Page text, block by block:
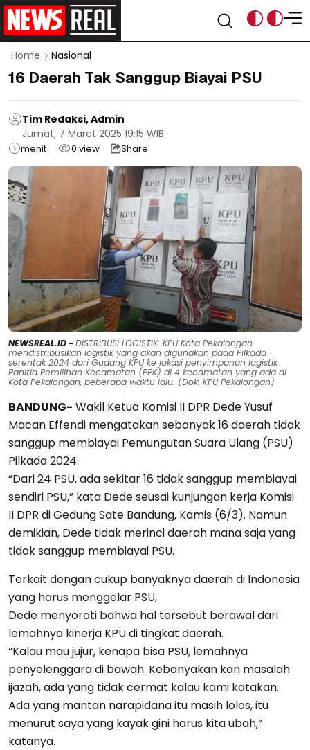
Home Nasional
16 Daerah Tak Sanggup Biayai PSU
Tim Redaksi, Admin
Jumat, 7 Maret 2025 19:15 WIB
menit 0 view Share
NEWSREAL.ID -DISTRIBUSI LOGISTIK: KPU Kota Pekalongan
mendistribusikan logistik yang akan digunakan pada Pilkada
serentak 2024 dari Gudang KPU ke lokasi penyimpanan logistik
Panitia Pemilihan Kecamatan (PPK) di 4 kecamatan yang ada di
Kota Pekalongan, beberapa waktu lalu. (Dok: KPU Pekalongan)
BANDUNG- Wakil Ketua Komisi II DPR Dede Yusuf
Macan Effendi mengatakan sebanyak 16 daerah tidak
sanggup membiayai Pemungutan Suara Ulang (PSU)
Pilkada 2024.
“Dari 24 PSU, ada sekitar 16 tidak sanggup membiayai
sendiri PSU,” kata Dede seusai kunjungan kerja Komisi
II DPR di Gedung Sate Bandung, Kamis (6/3). Namun
demikian, Dede tidak merinci daerah mana saja yang
tidak sanggup membiayai PSU.
Terkait dengan cukup banyaknya daerah di Indonesia
yang harus menggelar PSU,
Dede menyoroti bahwa hal tersebut berawal dari
lemahnya kinerja KPU di tingkat daerah.
“Kalau mau jujur, kenapa bisa PSU, lemahnya
penyelenggara di bawah. Kebanyakan kan masalah
ijazah, ada yang tidak cermat kalau kami katakan.
Ada yang mantan narapidana itu masih lolos, itu
menurut saya yang kayak gini harus kita ubah,”
katanya.